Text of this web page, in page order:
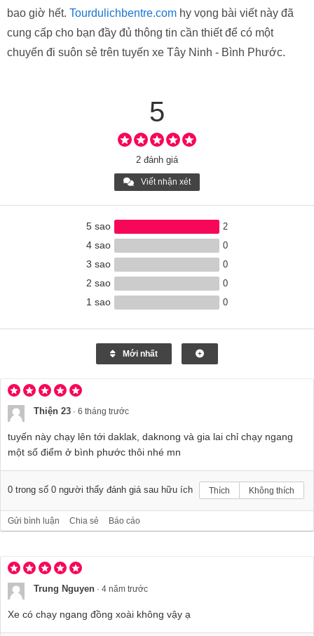
bao giờ hết. Tourdulichbentre.com hy vọng bài viết này đã
cung cấp cho bạn đầy đủ thông tin cần thiết để có một
chuyến đi suôn sẻ trên tuyến xe Tây Ninh - Bình Phước.
5
2 đánh giá
Viết nhận xét
5 sao 2
4 sao 0
3 sao 0
2 sao 0
1 sao 0
Mới nhất
Thiện 23 · 6 tháng trước
tuyến này chạy lên tới daklak, daknong và gia lai chỉ chạy ngang
một số điểm ở bình phước thôi nhé mn
0 trong số 0 người thấy đánh giá sau hữu ích Thích Không thích
Gửi bình luận Chia sẻ Báo cáo
Trung Nguyen · 4 năm trước
Xe có chạy ngang đồng xoài không vậy ạ